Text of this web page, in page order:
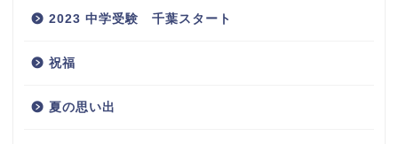
2023 中学受験 千葉スタート
祝福
夏の思い出